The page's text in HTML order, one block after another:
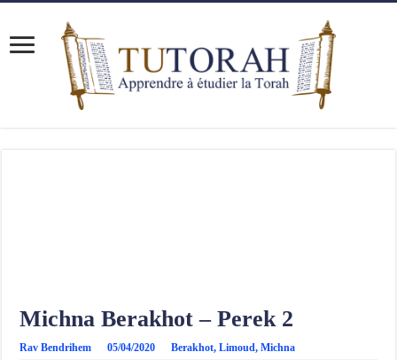
Michna Berakhot – Perek 2
Rav Bendrihem 05/04/2020 Berakhot,Limoud,Michna